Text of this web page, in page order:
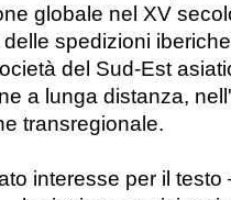
globale nel XV
spedizioni
del Sud-Est
a lunga distanza,
transregionale.
interesse per il